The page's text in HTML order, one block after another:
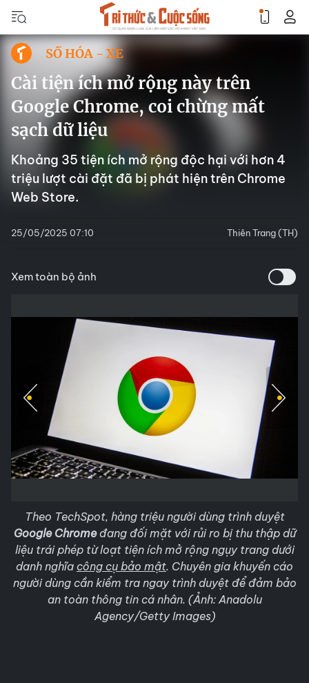
SỐ HÓA - XE
Cài tiện ích mở rộng này trên
Google Chrome, coi chừng mất
sạch dữ liệu
Khoảng 35 tiện ích mở rộng độc hại với hơn 4
triệu lượt cài đặt đã bị phát hiện trên Chrome
Web Store.
25/05/2025 07:10 Thiên Trang (TH)
Xem toàn bộ ảnh
Theo TechSpot, hàng triệu người dùng trình duyệt
Google Chromeđang đối mặt với rủi ro bị thu thập dữ
liệu trái phép từ loạt tiện ích mở rộng ngụy trang dưới
danh nghĩa công cụ bảo mật. Chuyên gia khuyến cáo
người dùng cần kiểm tra ngay trình duyệt để đảm bảo
an toàn thông tin cá nhân. (Ảnh: Anadolu
Agency/Getty Images)